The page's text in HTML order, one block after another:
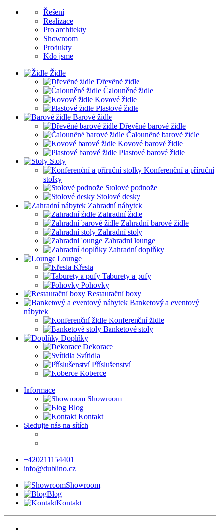
Řešení
Realizace
Pro architekty
Showroom
Produkty
Kdo jsme
Židle
Dřevěné židle
Čalouněné židle
Kovové židle
Plastové židle
Barové židle
Dřevěné barové židle
Čalouněné barové židle
Kovové barové židle
Plastové barové židle
Stoly
Konferenční a příruční
stolky
Stolové podnože
Stolové desky
Zahradní nábytek
Zahradní židle
Zahradní barové židle
Zahradní stoly
Zahradní lounge
Zahradní doplňky
Lounge
Křesla
Taburety a pufy
Pohovky
Restaurační boxy
Banketový a eventový
nábytek
Konferenční židle
Banketové stoly
Doplňky
Dekorace
Svítidla
Příslušenství
Koberce
Informace
Showroom
Blog
Kontakt
Sledujte nás na sítích
+420211154401
info@dublino.cz
Showroom
Blog
Kontakt